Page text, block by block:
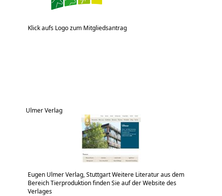
Klick aufs Logo zum Mitgliedsantrag
Ulmer Verlag
Eugen Ulmer Verlag, Stuttgart Weitere Literatur aus dem
Bereich Tierproduktion finden Sie auf der Website des
Verlages